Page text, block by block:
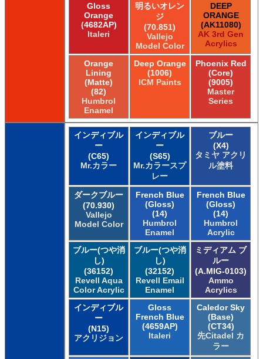
Gloss
Orange
(4682AP)
Italeri
明るいオレン
ジ
(70.851)
Vallejo
Model Color
DEEP
ORANGE
(AK11080)
AK 3rd Gen
Acrylics
Orange
Lining
(Matte)
(82)
Humbrol
Enamel
Deep Orange
(1006)
ICM Paints
Phoenix Red
(Core)
(9005)
Master
Series
インディブル
ー
(C65)
Mr.カラー
インディブル
ー
(S65)
Mr.カラースプ
レー
ブルー
(X4)
タミヤ アクリ
ル塗料
ダークブルー
(70.930)
Vallejo
Model Color
French Blue
(Gloss)
(14)
Humbrol
Enamel
French Blue
(Gloss)
(14)
Humbrol
Acrylic
ブルー(つや消
し)
(36152)
Revell Aqua
Color Acrylic
ブルー(つや消
し)
(32152)
Revell Email
Enamel
ミディアム ブ
ルー
(A.MIG-0103)
Ammo
Acrylics
インディブル
ー
(N15)
アクリジョン
Gloss
French Blue
(4659AP)
Italeri
Caledor Sky
(Base)
(CT34)
先Citadel カ
ラー